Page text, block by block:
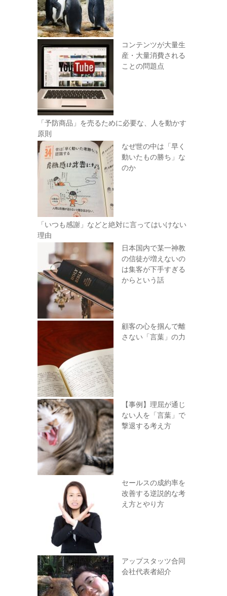
コンテンツが大量生
産・大量消費される
ことの問題点
「予防商品」を売るために必要な、人を動かす
原則
なぜ世の中は「早く
動いたもの勝ち」な
のか
「いつも感謝」などと絶対に言ってはいけない
理由
日本国内で某一神教
の信徒が増えないの
は集客が下手すぎる
からという話
顧客の心を掴んで離
さない「言葉」の力
【事例】理屈が通じ
ない人を「言葉」で
撃退する考え方
セールスの成約率を
改善する逆説的な考
え方とやり方
アップスタッツ合同
会社代表者紹介